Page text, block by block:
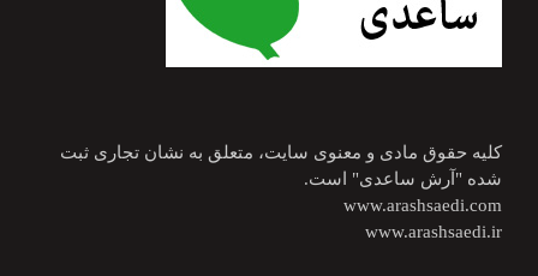
کلیه حقوق مادی و معنوی سایت، متعلق به نشان تجاری ثبت
شده "آرش ساعدی" است.
www.arashsaedi.com
www.arashsaedi.ir